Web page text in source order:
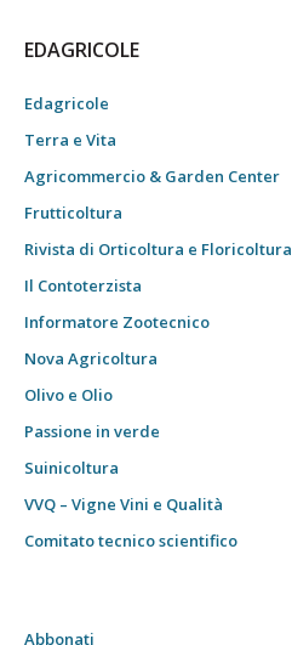
EDAGRICOLE
Edagricole
Terra e Vita
Agricommercio & Garden Center
Frutticoltura
Rivista di Orticoltura e Floricoltura
Il Contoterzista
Informatore Zootecnico
Nova Agricoltura
Olivo e Olio
Passione in verde
Suinicoltura
VVQ – Vigne Vini e Qualità
Comitato tecnico scientifico
Abbonati